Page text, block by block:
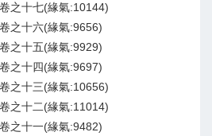
之十七(緣氣:10144)
之十六(緣氣:9656)
之十五(緣氣:9929)
之十四(緣氣:9697)
之十三(緣氣:10656)
之十二(緣氣:11014)
之十一(緣氣:9482)